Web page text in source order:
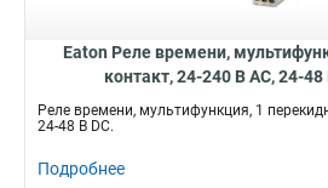
Eaton Реле времени,
контакт, 24-240 В АС, 24-48
Реле времени, мультифункция, 1
24-48 В DC.
Подробнее